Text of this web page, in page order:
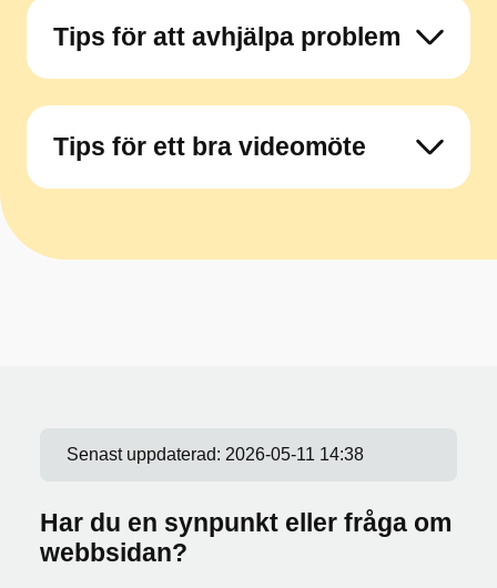
Tips för att avhjälpa problem
Tips för ett bra videomöte
Senast uppdaterad: 2026-05-11 14:38
Har du en synpunkt eller fråga om
webbsidan?